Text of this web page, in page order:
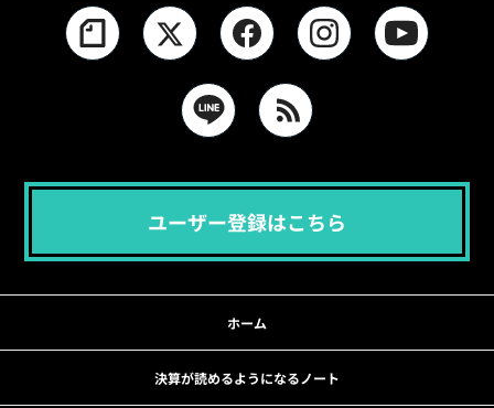
ユーザー登録はこちら
ホーム
決算が読めるようになるノート